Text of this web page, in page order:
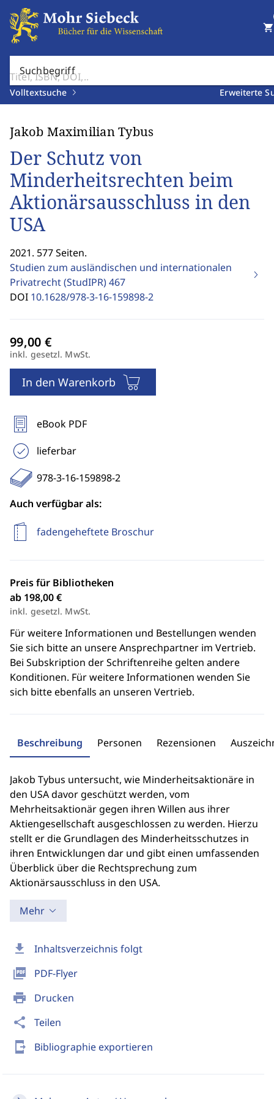
Suchbegriff
Volltextsuche Erweiterte
shopping_cart
download Inhaltsverzeichnis folgt
picture_as_pdf PDF-Flyer
print Drucken
share Teilen
send_to_mobile Bibliographie exportieren
Jakob Maximilian Tybus
Der Schutz von
Minderheitsrechten beim
Aktionärsausschluss in den
USA
2021. 577 Seiten.
Studien zum ausländischen und internationalen
Privatrecht (StudIPR)467
DOI 10.1628/978-3-16-159898-2
inkl. gesetzl. MwSt.
In den Warenkorb
eBook PDF
lieferbar
978-3-16-159898-2
Auch verfügbar als:
fadengeheftete Broschur
Preis für Bibliotheken
ab 198,00 €
inkl. gesetzl. MwSt.
Für weitere Informationen und Bestellungen wenden
Sie sich bitte an unsere Ansprechpartner im Vertrieb.
Bei Subskription der Schriftenreihe gelten andere
Konditionen. Für weitere Informationen wenden Sie
sich bitte ebenfalls an unseren Vertrieb.
Beschreibung Personen Rezensionen
Jakob Tybus untersucht, wie Minderheitsaktionäre in
den USA davor geschützt werden, vom
Mehrheitsaktionär gegen ihren Willen aus ihrer
Aktiengesellschaft ausgeschlossen zu werden. Hierzu
stellt er die Grundlagen des Minderheitsschutzes in
ihren Entwicklungen dar und gibt einen umfassenden
Überblick über die Rechtsprechung zum
Aktionärsausschluss in den USA.
Mehr